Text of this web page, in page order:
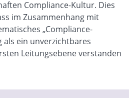
Compliance-Kultur. Dies
im Zusammenhang mit
„Compliance-
als ein unverzichtbares
Leitungsebene verstanden